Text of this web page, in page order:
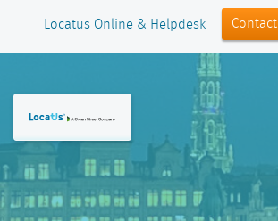
Locatus Online & Helpdesk Contact